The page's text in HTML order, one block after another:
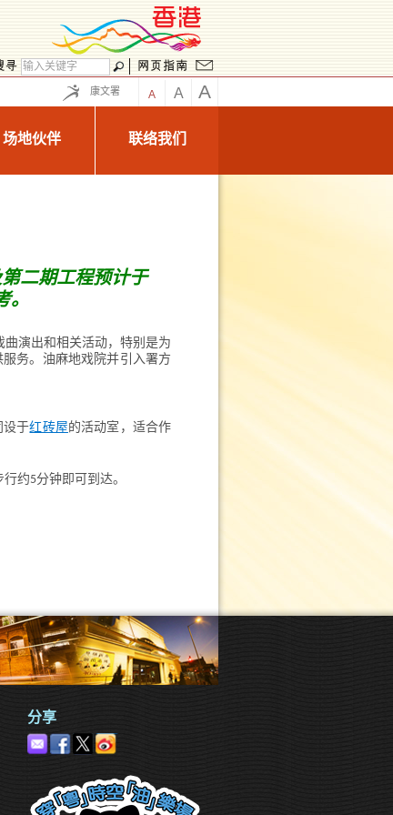
康文署 A A A
场地伙伴 联络我们
二期工程预计于
演出和相关活动，特别是为
务。油麻地戏院并引入署方
设于红砖屋 的活动室，适合作
约5分钟即可到达。
分享